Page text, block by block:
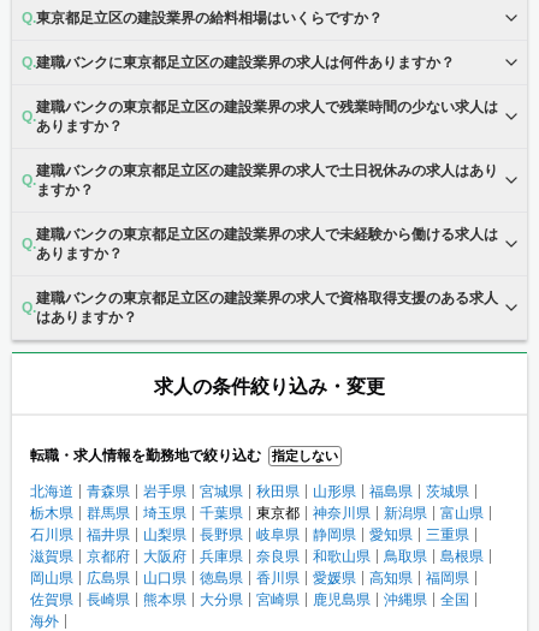
東京都足立区の建設業界の給料相場はいくらですか？
建職バンクに東京都足立区の建設業界の求人は何件ありますか？
建職バンクの東京都足立区の建設業界の求人で残業時間の少ない求人は
ありますか？
建職バンクの東京都足立区の建設業界の求人で土日祝休みの求人はあり
ますか？
建職バンクの東京都足立区の建設業界の求人で未経験から働ける求人は
ありますか？
建職バンクの東京都足立区の建設業界の求人で資格取得支援のある求人
はありますか？
求人の条件絞り込み・変更
転職・求人情報を勤務地で絞り込む 指定しない
北海道 青森県 岩手県 宮城県 秋田県 山形県 福島県
茨城県
栃木県
群馬県 埼玉県 千葉県 東京都 神奈川県 新潟県
富山県
石川県
福井県 山梨県 長野県 岐阜県 静岡県 愛知県
三重県
滋賀県
京都府 大阪府 兵庫県 奈良県 和歌山県 鳥取県
島根県
岡山県
広島県 山口県 徳島県 香川県 愛媛県 高知県
福岡県
佐賀県
長崎県 熊本県 大分県 宮崎県 鹿児島県 沖縄県
全国
海外